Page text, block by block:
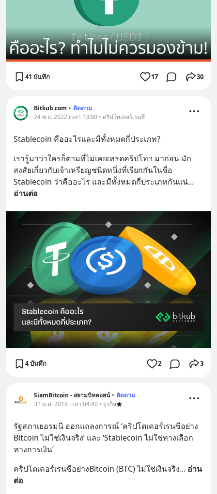
41 บันทึก 17 30
Bitkub.com • ติดตาม
24 พ.ย. 2022 เวลา 13:00 • คริปโทเคอร์เรนซี
Stablecoin คืออะไรและมีทั้งหมดกี่ประเภท?
เรารู้มาว่าใครก็ตามที่ไม่เคยเทรดคริปโทฯ มาก่อน มัก
สงสัยเกี่ยวกับเจ้าเหรียญชนิดหนึ่งที่เรียกกันในชื่อ
Stablecoin ว่าคืออะไร และมีทั้งหมดกี่ประเภทกันแน่
อ่านต่อ
4 บันทึก 2 3
SiamBitcoin - สยามบิทคอยน์ • ติดตาม
31 ต.ค. 2019 เวลา 04:40 • ธุรกิจ
รัฐสภาเยอรมนี ออกแถลงการณ์ ‘คริปโตเคอร์เรนซีอย่าง
Bitcoin ไม่ใช่เงินจริง’ และ ‘Stablecoin ไม่ใช่ทางเลือก
ทางการเงิน’
คริปโตเคอร์เรนซีอย่างBitcoin (BTC) ไม่ใช่เงินจริง... อ่าน
ต่อ